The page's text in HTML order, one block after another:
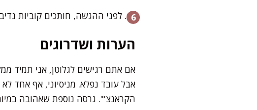
לפני ההגשה, חותכים קוביות
הערות ושדרוגים
אם אתם רגישים לגלוטן, אני תמיד
אבל עובד נפלא. מניסיוני, אף אחד
הקראנצ'". גרסה נוספת שאהובה